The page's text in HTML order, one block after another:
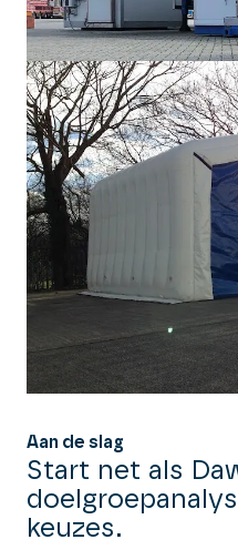
10+ jaar
Michael
Analytics
11+ jaar
Aan de slag
Start net als
keuzes.